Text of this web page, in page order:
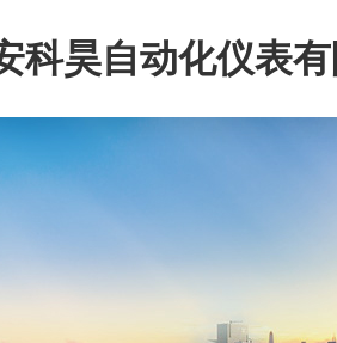
科昊自动化仪表